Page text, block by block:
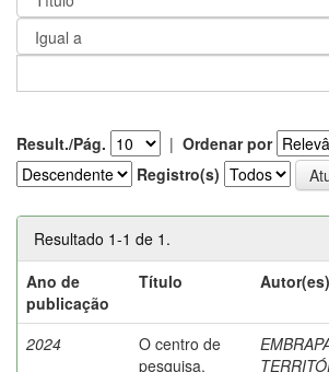
Result./Pág. | Ordenar por
Registro(s)
Resultado 1-1 de 1.
Ano de
publicação
Título Autor(es)
2024
O centro de
pesquisa.